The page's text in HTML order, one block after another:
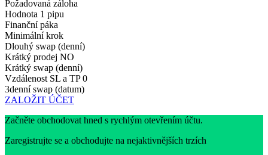
Požadovaná záloha
Hodnota 1 pipu
Finanční páka
Minimální krok
Dlouhý swap (denní)
Krátký prodej NO
Krátký swap (denní)
Vzdálenost SL a TP 0
3denní swap (datum)
ZALOŽIT ÚČET
Začněte obchodovat hned s rychlým otevřením účtu.
Zaregistrujte se a obchodujte na nejaktivnějších trzích